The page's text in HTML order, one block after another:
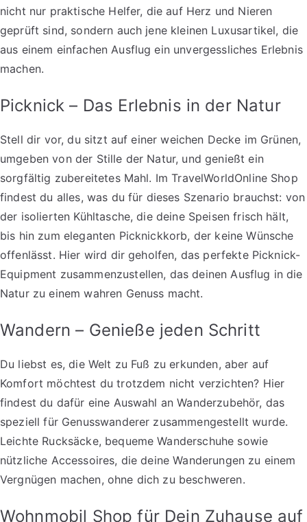
nicht nur praktische Helfer, die auf Herz und Nieren
geprüft sind, sondern auch jene kleinen Luxusartikel, die
aus einem einfachen Ausflug ein unvergessliches Erlebnis
machen.
Picknick – Das Erlebnis in der Natur
Stell dir vor, du sitzt auf einer weichen Decke im Grünen,
umgeben von der Stille der Natur, und genießt ein
sorgfältig zubereitetes Mahl. Im TravelWorldOnline Shop
findest du alles, was du für dieses Szenario brauchst: von
der isolierten Kühltasche, die deine Speisen frisch hält,
bis hin zum eleganten Picknickkorb, der keine Wünsche
offenlässt. Hier wird dir geholfen, das perfekte Picknick-
Equipment zusammenzustellen, das deinen Ausflug in die
Natur zu einem wahren Genuss macht.
Wandern – Genieße jeden Schritt
Du liebst es, die Welt zu Fuß zu erkunden, aber auf
Komfort möchtest du trotzdem nicht verzichten? Hier
findest du dafür eine Auswahl an Wanderzubehör, das
speziell für Genusswanderer zusammengestellt wurde.
Leichte Rucksäcke, bequeme Wanderschuhe sowie
nützliche Accessoires, die deine Wanderungen zu einem
Vergnügen machen, ohne dich zu beschweren.
Wohnmobil Shop für Dein Zuhause auf